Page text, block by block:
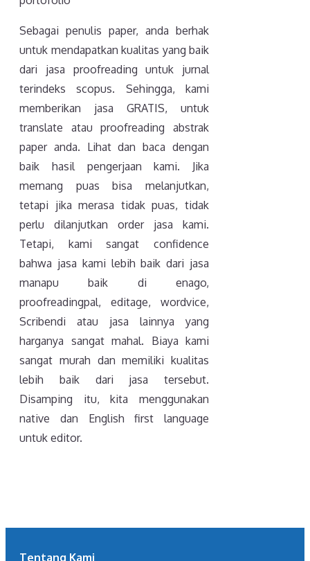
Sebagai penulis paper, anda berhak
untuk mendapatkan kualitas yang baik
dari jasa proofreading untuk jurnal
terindeks scopus. Sehingga, kami
memberikan jasa GRATIS, untuk
translate atau proofreading abstrak
paper anda. Lihat dan baca dengan
baik hasil pengerjaan kami. Jika
memang puas bisa melanjutkan,
tetapi jika merasa tidak puas, tidak
perlu dilanjutkan order jasa kami.
Tetapi, kami sangat confidence
bahwa jasa kami lebih baik dari jasa
manapu baik di enago,
proofreadingpal, editage, wordvice,
Scribendi atau jasa lainnya yang
harganya sangat mahal. Biaya kami
sangat murah dan memiliki kualitas
lebih baik dari jasa tersebut.
Disamping itu, kita menggunakan
native dan English first language
untuk editor.
Tentang Kami